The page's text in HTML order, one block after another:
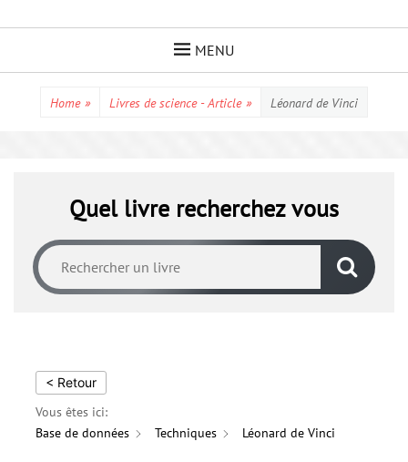
MENU
Home » Livres de science - Article » Léonard de Vinci
Quel livre recherchez vous
< Retour
Vous êtes ici:
Base de données
Techniques Léonard de Vinci